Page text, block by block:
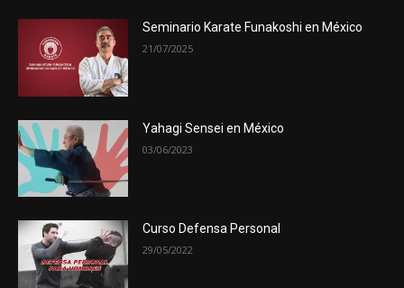
Seminario Karate Funakoshi en México
21/07/2025
Yahagi Sensei en México
03/06/2023
Curso Defensa Personal
29/05/2022